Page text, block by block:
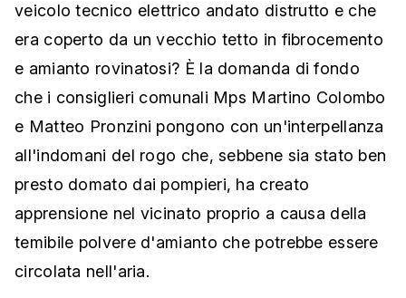
veicolo tecnico elettrico andato distrutto e che
era coperto da un vecchio tetto in fibrocemento
e amianto rovinatosi? È la domanda di fondo
che i consiglieri comunali Mps Martino Colombo
e Matteo Pronzini pongono con un'interpellanza
all'indomani del rogo che, sebbene sia stato ben
presto domato dai pompieri, ha creato
apprensione nel vicinato proprio a causa della
temibile polvere d'amianto che potrebbe essere
circolata nell'aria.